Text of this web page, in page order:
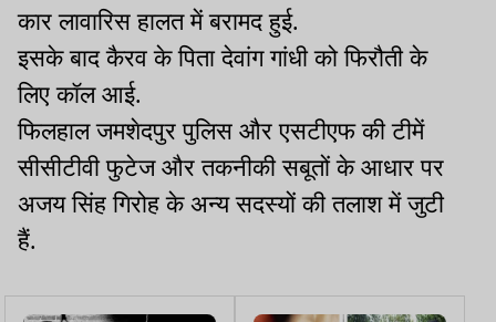
कार लावारिस हालत में बरामद हुई.
इसके बाद कैरव के पिता देवांग गांधी को फिरौती के
लिए कॉल आई.
फिलहाल जमशेदपुर पुलिस और एसटीएफ की टीमें
सीसीटीवी फुटेज और तकनीकी सबूतों के आधार पर
अजय सिंह गिरोह के अन्य सदस्यों की तलाश में जुटी
हैं.